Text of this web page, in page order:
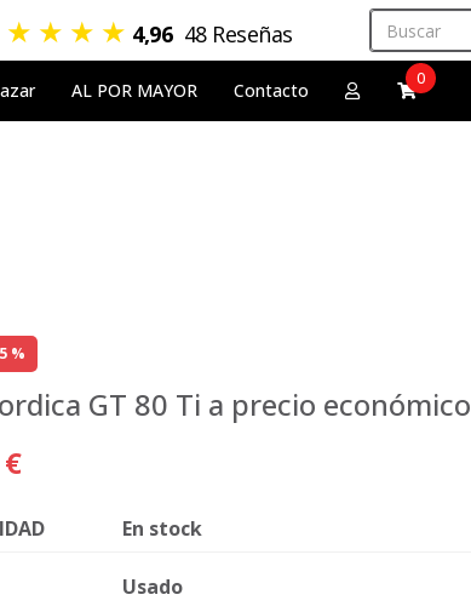
★ ★ ★ ★ 4,96 48 Reseñas
AL POR MAYOR Contacto
0
%
GT 80 Ti a precio económico
En stock
Usado